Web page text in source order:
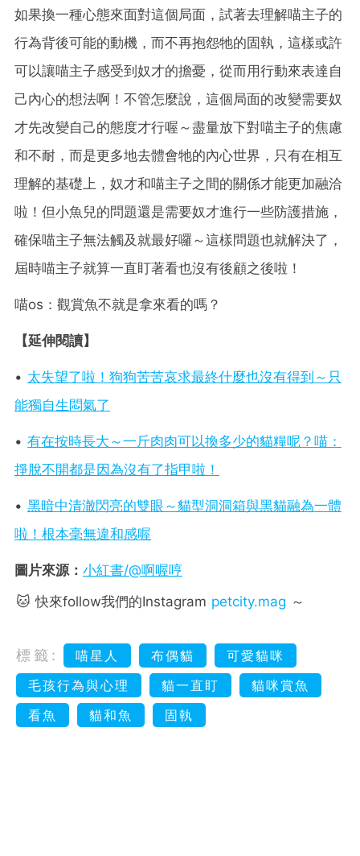
如果換一種心態來面對這個局面，試著去理解喵主子的
行為背後可能的動機，而不再抱怨牠的固執，這樣或許
可以讓喵主子感受到奴才的擔憂，從而用行動來表達自
己內心的想法啊！不管怎麼說，這個局面的改變需要奴
才先改變自己的態度才行喔～盡量放下對喵主子的焦慮
和不耐，而是更多地去體會牠的內心世界，只有在相互
理解的基礎上，奴才和喵主子之間的關係才能更加融洽
啦！但小魚兒的問題還是需要奴才進行一些防護措施，
確保喵主子無法觸及就最好囉～這樣問題也就解決了，
屆時喵主子就算一直盯著看也沒有後顧之後啦！
喵os：觀賞魚不就是拿來看的嗎？
【延伸閱讀】
• 太失望了啦！狗狗苦苦哀求最終什麼也沒有得到～只
能獨自生悶氣了
• 有在按時長大～一斤肉肉可以換多少的貓糧呢？喵：
掙脫不開都是因為沒有了指甲啦！
• 黑暗中清澈閃亮的雙眼～貓型洞洞箱與黑貓融為一體
啦！根本毫無違和感喔
圖片來源： 小紅書/@啊喔哼
🐱 快來follow我們的Instagram petcity.mag ～
標籤: 喵星人 布偶貓
可愛貓咪
毛孩行為與心理
貓一直盯
貓咪賞魚
看魚
貓和魚 固執